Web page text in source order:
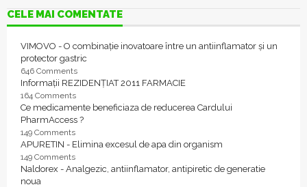
CELE MAI COMENTATE
VIMOVO - O combinație inovatoare între un antiinflamator și un
protector gastric
646 Comments
Informații REZIDENȚIAT 2011 FARMACIE
164 Comments
Ce medicamente beneficiaza de reducerea Cardului
PharmAccess ?
149 Comments
APURETIN - Elimina excesul de apa din organism
149 Comments
Naldorex - Analgezic, antiinflamator, antipiretic de generatie
noua